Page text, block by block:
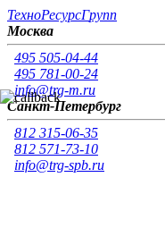
ТехноРесурсГрупп
Москва
495 505-04-44
495 781-00-24
info@trg-m.ru
Санкт-Петербург
812 315-06-35
812 571-73-10
info@trg-spb.ru